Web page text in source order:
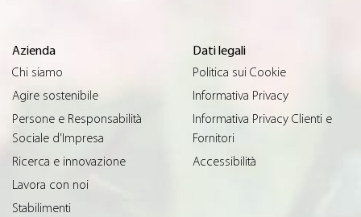
Azienda
Chi siamo
Agire sostenibile
Persone e Responsabilità
Sociale d’Impresa
Ricerca e innovazione
Lavora con noi
Stabilimenti
Dati legali
Politica sui Cookie
Informativa Privacy
Informativa Privacy Clienti e
Fornitori
Accessibilità